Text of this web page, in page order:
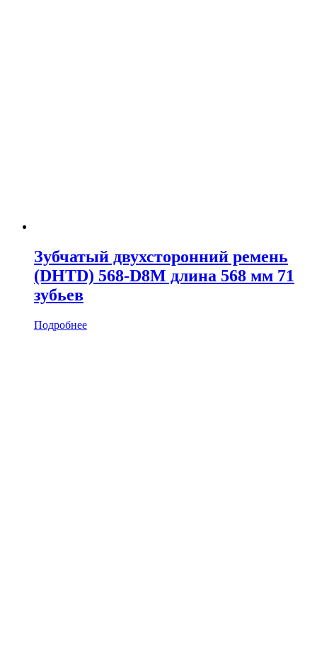
Зубчатый двухсторонний ремень
(DHTD) 568-D8M длина 568 мм 71
зубьев
Подробнее